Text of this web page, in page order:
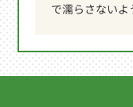
で濡らさないよ